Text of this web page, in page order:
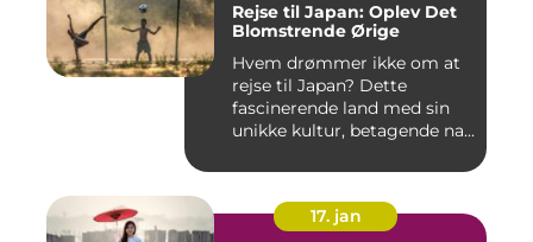
Rejse til Japan: Oplev Det
Blomstrende Ørige
Hvem drømmer ikke om at
rejse til Japan? Dette
fascinerende land med sin
unikke kultur, betagende na...
17. jan